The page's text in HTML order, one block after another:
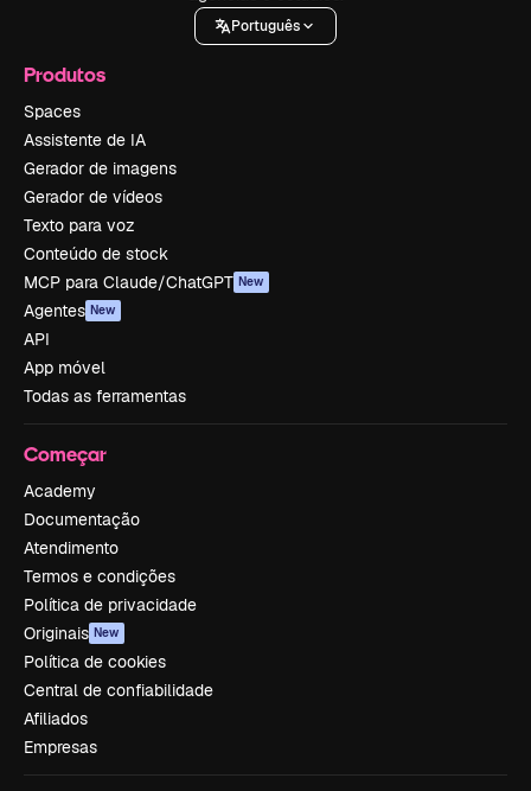
Português
Produtos
Spaces
Assistente de IA
Gerador de imagens
Gerador de vídeos
Texto para voz
Conteúdo de stock
MCP para Claude/ChatGPT New
Agentes New
API
App móvel
Todas as ferramentas
Começar
Academy
Documentação
Atendimento
Termos e condições
Política de privacidade
Originais New
Política de cookies
Central de confiabilidade
Afiliados
Empresas